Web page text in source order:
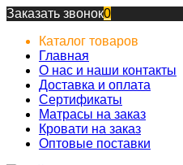
Заказать звонок0
Каталог товаров
Главная
О нас и наши контакты
Доставка и оплата
Сертификаты
Матрасы на заказ
Кровати на заказ
Оптовые поставки